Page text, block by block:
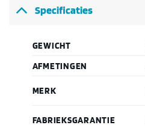
Specificaties
GEWICHT
AFMETINGEN
MERK
FABRIEKSGARANTIE